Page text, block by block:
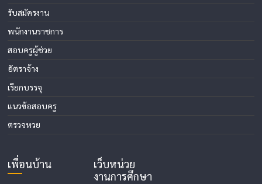
รับสมัครงาน
พนักงานราชการ
สอบครูผู้ช่วย
อัตราจ้าง
เรียกบรรจุ
แนวข้อสอบครู
ตรวจหวย
เพื่อนบ้าน
เว็บหน่วย
งานการศึกษา